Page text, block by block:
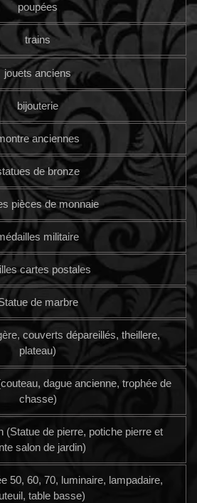
poupées
trains
jouets anciens
bijouterie
anciennes
de bronze
pièces de monnaie
militaire
cartes postales
de marbre
couverts dépareillés, theillere,
plateau)
dague ancienne, trophée de
chasse)
(Statue de pierre, potiche pierre et
salon de jardin)
50, 60, 70, luminaire, lampadaire,
table basse)